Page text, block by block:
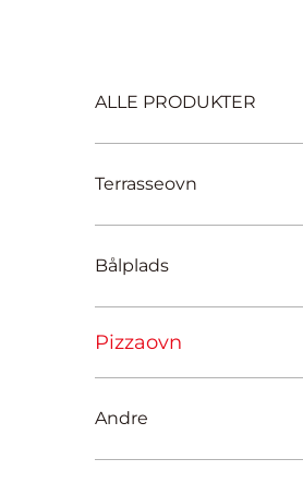
ALLE PRODUKTER
Terrasseovn
Bålplads
Pizzaovn
Andre